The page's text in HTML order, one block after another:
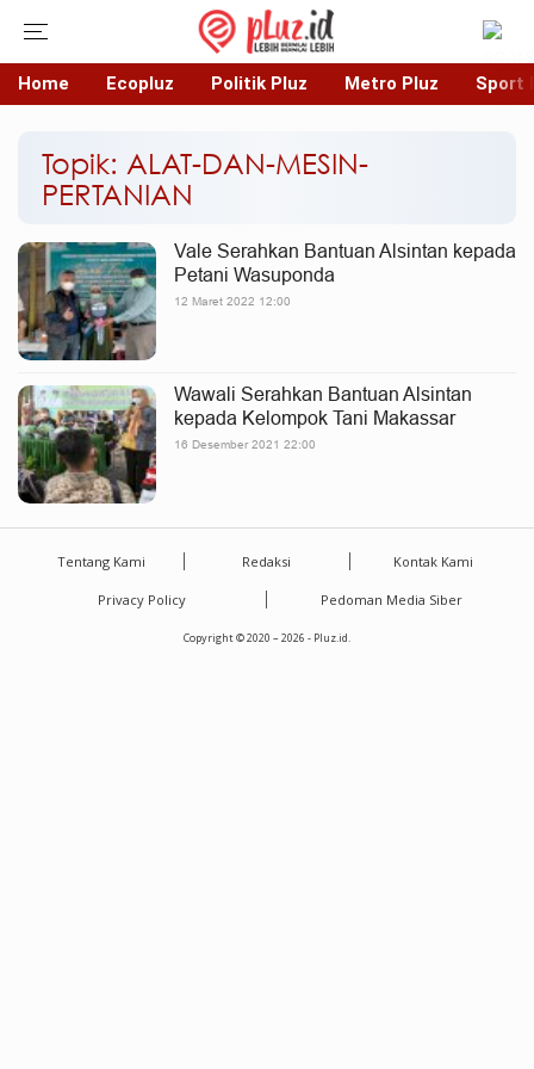
Home Ecopluz Politik Pluz Metro Pluz Sport
Topik: ALAT-DAN-MESIN-
PERTANIAN
Vale Serahkan Bantuan Alsintan kepada
Petani Wasuponda
12 Maret 2022 12:00
Wawali Serahkan Bantuan Alsintan
kepada Kelompok Tani Makassar
16 Desember 2021 22:00
Tentang Kami Redaksi Kontak Kami
Privacy Policy Pedoman Media Siber
Copyright © 2020 – 2026 - Pluz.id.